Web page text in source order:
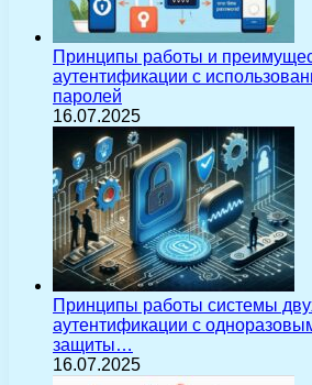
Принципы работы и
аутентификации с
паролей
16.07.2025
Принципы работы системы
аутентификации с
защиты…
16.07.2025